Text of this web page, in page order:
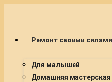
Ремонт своими силами
Для малышей
Домашняя мастерская